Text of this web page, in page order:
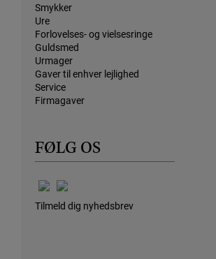
Smykker
Ure
Forlovelses- og vielsesringe
Guldsmed
Urmager
Gaver til enhver lejlighed
Service
Firmagaver
FØLG OS
Tilmeld dig nyhedsbrev